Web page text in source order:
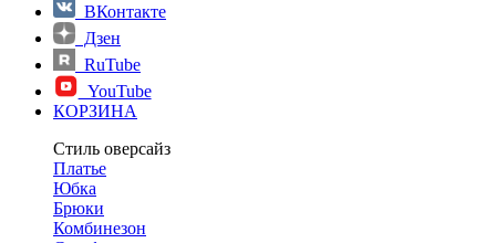
ВКонтакте
Дзен
RuTube
YouTube
КОРЗИНА
Стиль оверсайз
Платье
Юбка
Брюки
Комбинезон